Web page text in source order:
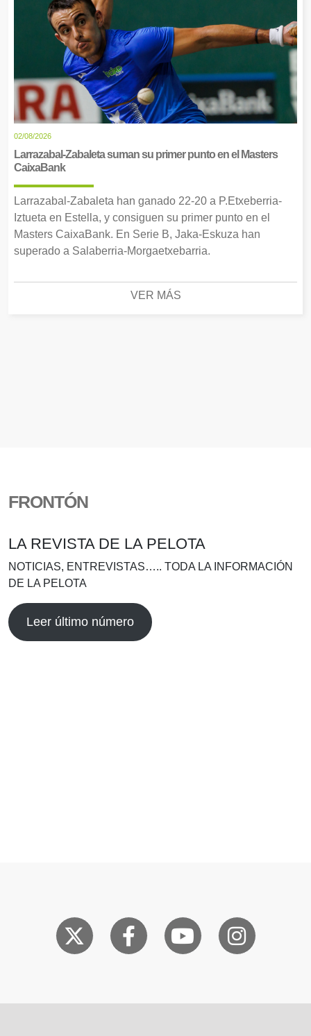
02/08/2026
Larrazabal-Zabaleta suman su primer punto en el Masters
CaixaBank
Larrazabal-Zabaleta han ganado 22-20 a P.Etxeberria-
Iztueta en Estella, y consiguen su primer punto en el
Masters CaixaBank. En Serie B, Jaka-Eskuza han
superado a Salaberria-Morgaetxebarria.
VER MÁS
FRONTÓN
LA REVISTA DE LA PELOTA
NOTICIAS, ENTREVISTAS….. TODA LA INFORMACIÓN
DE LA PELOTA
Leer último número